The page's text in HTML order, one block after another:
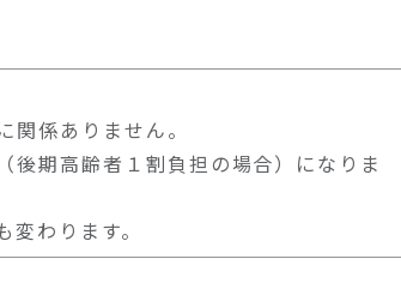
係ありません。
後期高齢者１割負担の場合）になりま
わります。